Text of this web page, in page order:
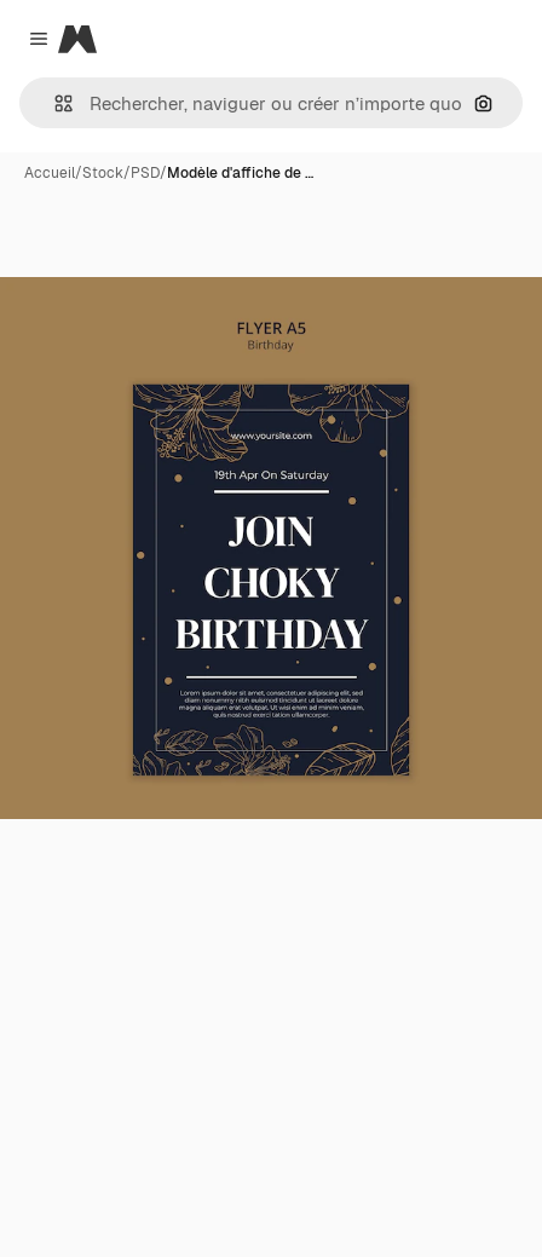
Close menu
Magnific
Accueil/Stock/PSD/Modèle d'affiche de …